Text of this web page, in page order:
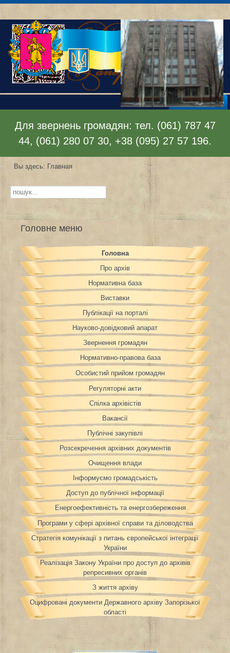
Раскрыть меню
Для звернень громадян: тел. (061) 787 47
44, (061) 280 07 30, +38 (095) 27 57 196.
Вы здесь: Главная
Искать...
Головне меню
Головна
Про архів
Нормативна база
Виставки
Публікації на порталі
Науково-довідковий апарат
Звернення громадян
Нормативно-правова база
Особистий прийом громадян
Регуляторні акти
Спілка архівістів
Вакансії
Публічні закупівлі
Розсекречення архівних документів
Очищення влади
Інформуємо громадськість
Доступ до публічної інформації
Енергоефективність та енергозбереження
Програми у сфері архівної справи та діловодства
Стратегія комунікації з питань європейської інтеграції
України
Реалізація Закону України про доступ до архівів
репресивних органів
З життя архіву
Оцифровані документи Державного архіву Запорізької
області